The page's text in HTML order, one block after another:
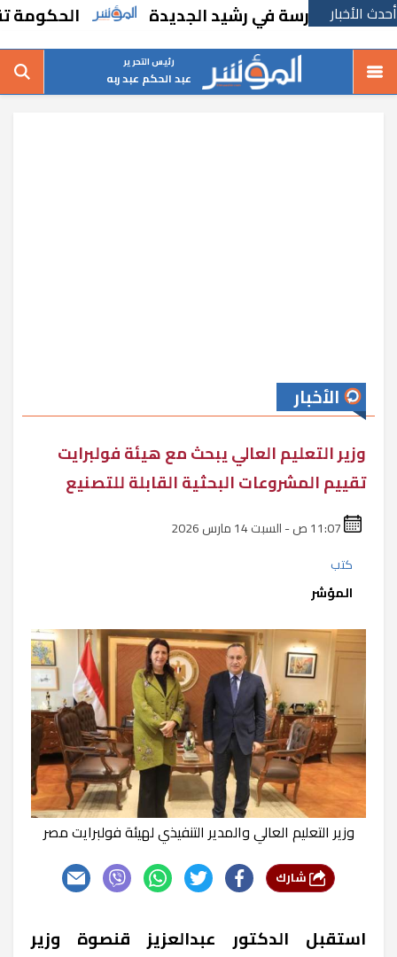
أحدث الأخبار
مدرسة في رشيد الجديدة الحكومة تقر
رئيس التحرير
عبد الحكم عبد ربه
الأخبار
وزير التعليم العالي يبحث مع هيئة فولبرايت
تقييم المشروعات البحثية القابلة للتصنيع
كتب
المؤشر
وزير التعليم العالي والمدير التنفيذي لهيئة فولبرايت مصر
استقبل الدكتور عبدالعزيز قنصوة وزير